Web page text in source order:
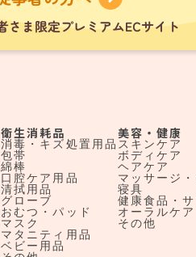
衛生消耗品
消毒・キズ処置用品
包帯
綿棒
口腔ケア用品
清拭用品
グローブ
おむつ・パッド
マスク
マタニティ用品
ベビー用品
美容・健康
スキンケア
ボディケア
ヘアケア
マッサージ
寝具
健康食品・
オーラルケ
その他